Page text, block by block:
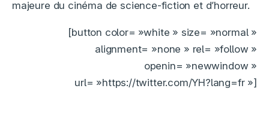
majeure du cinéma de science-fiction et d’horreur.
[button color= »white » size= »normal »
alignment= »none » rel= »follow »
openin= »newwindow »
url= »https://twitter.com/YH?lang=fr »]